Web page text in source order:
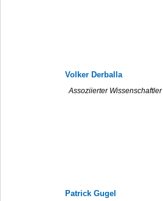
Volker Derballa
Assoziierter Wissenschaftler
Patrick Gugel